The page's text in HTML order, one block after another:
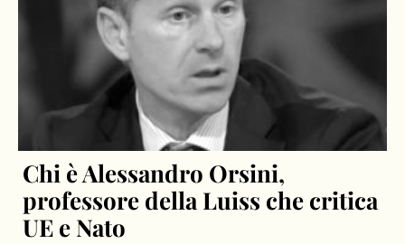
Chi è Alessandro Orsini,
professore della Luiss che critica
UE e Nato